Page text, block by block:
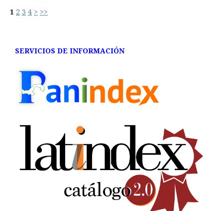
1 2 3 4 > >>
SERVICIOS DE INFORMACIÓN